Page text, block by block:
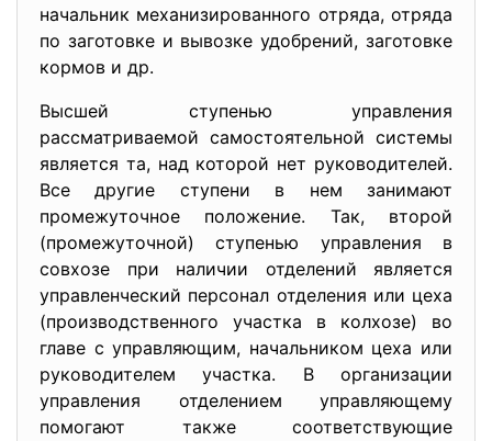
начальник механизированного отряда, отряда
по заготовке и вывозке удобрений, заготовке
кормов и др.
Высшей ступенью управления
рассматриваемой самостоятельной системы
является та, над которой нет руководителей.
Все другие ступени в нем занимают
промежуточное положение. Так, второй
(промежуточной) ступенью управления в
совхозе при наличии отделений является
управленческий персонал отделения или цеха
(производственного участка в колхозе) во
главе с управляющим, начальником цеха или
руководителем участка. В организации
управления отделением управляющему
помогают также соответствующие